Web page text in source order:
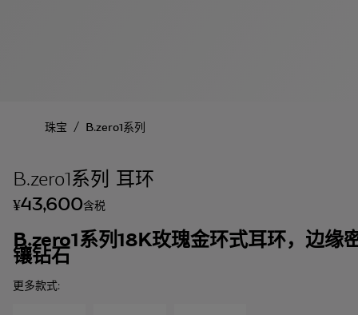
珠宝 / B.zero1系列
B.zero1系列 耳环
¥43,600含税
B.zero1系列18K玫瑰金环式耳环，边缘
镶钻石
更多款式: